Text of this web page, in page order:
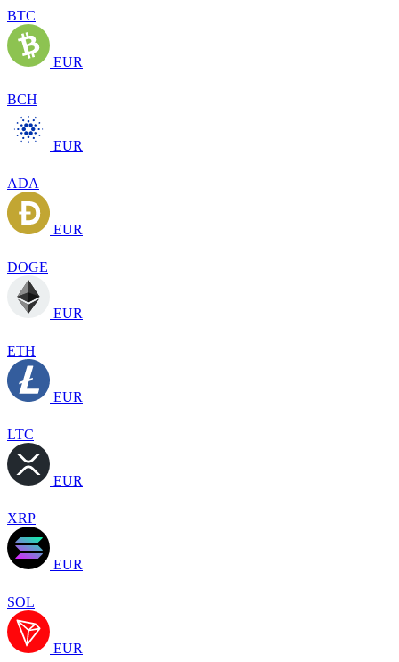
BTC
EUR
BCH
EUR
ADA
EUR
DOGE
EUR
ETH
EUR
LTC
EUR
XRP
EUR
SOL
EUR